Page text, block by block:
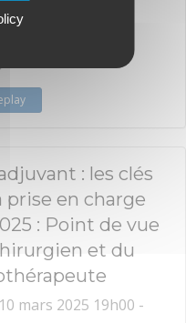
?
: les clés
prise en charge
: Point de vue
et du
mars 2025 19h00 -